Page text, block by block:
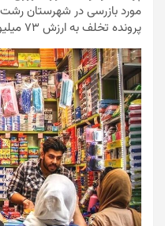
پرونده تخلف به ارزش ۷۳ میلیون ریال تشکیل گردید.»